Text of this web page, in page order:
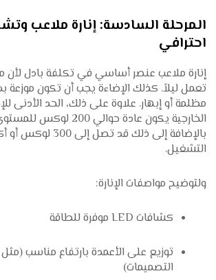
المرحلة السادسة: إنارة ملاعب
احترافي
إنارة ملاعب عنصر أساسي في تكلفة بادل لأن
تعمل ليلاً. كذلك الإضاءة يجب أن تكون موزعة
مظلمة أو إبهار. علاوة على ذلك، الحد الأدنى
الخارجية يكون عادة حوالي
بالإضافة إلى ذلك قد
التشغيل.
ولتوضيح مواصفات الإنارة:
كشافات LED موفرة للطاقة
التصميمات)